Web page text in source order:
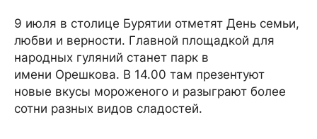
9 июля в столице Бурятии отметят День семьи,
любви и верности. Главной площадкой для
народных гуляний станет парк в
имени Орешкова. В 14.00 там презентуют
новые вкусы мороженого и разыграют более
сотни разных видов сладостей.